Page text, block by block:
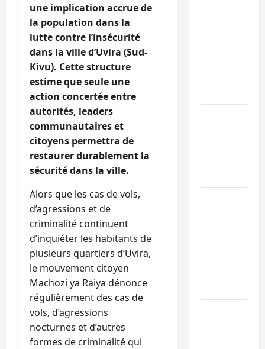
une implication accrue de
la population dans la
lutte contre l’insécurité
dans la ville d’Uvira (Sud-
Kivu). Cette structure
estime que seule une
action concertée entre
autorités, leaders
communautaires et
citoyens permettra de
restaurer durablement la
sécurité dans la ville.
Alors que les cas de vols,
d’agressions et de
criminalité continuent
d’inquiéter les habitants de
plusieurs quartiers d’Uvira,
le mouvement citoyen
Machozi ya Raiya dénonce
régulièrement des cas de
vols, d’agressions
nocturnes et d’autres
formes de criminalité qui